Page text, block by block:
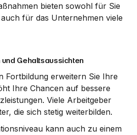
bieten sowohl für Sie
für das Unternehmen viele
Gehaltsaussichten
Fortbildung erweitern Sie Ihre
Ihre Chancen auf bessere
Viele Arbeitgeber
die sich stetig weiterbilden.
kann auch zu einem